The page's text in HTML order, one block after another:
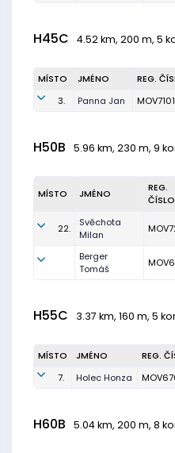
H45C 4.52 km, 200 m, 5
MÍSTO JMÉNO REG.
3.
Panna Jan MOV7101
H50B 5.96 km, 230 m, 9
MÍSTO JMÉNO
REG.
ČÍSLO
22.
Svěchota
Milan
Berger
Tomáš
H55C 3.37 km, 160 m, 5
MÍSTO JMÉNO REG.
7.
Holec Honza
H60B 5.04 km, 200 m, 8